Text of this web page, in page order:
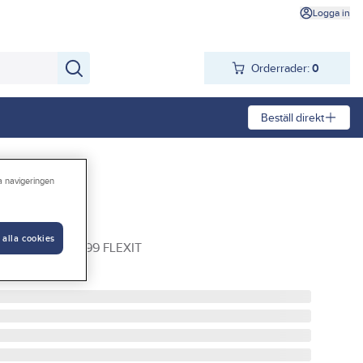
Logga in
Orderrader: 0
Beställ direkt
Flexit
02299 FLEXIT
navigeringen
alla cookies